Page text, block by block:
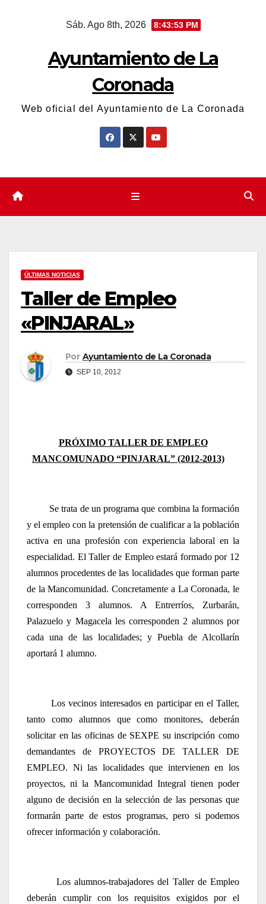
Sáb. Ago 8th, 2026 8:43:54 PM
Ayuntamiento de La
Coronada
Web oficial del Ayuntamiento de La Coronada
ÚLTIMAS NOTICIAS
Taller de Empleo
«PINJARAL»
Por Ayuntamiento de La Coronada
SEP 10, 2012
PRÓXIMO TALLER DE EMPLEO
MANCOMUNADO “PINJARAL” (2012-2013)
Se trata de un programa que combina la formación
y el empleo con la pretensión de cualificar a la población
activa en una profesión con experiencia laboral en la
especialidad. El Taller de Empleo estará formado por 12
alumnos procedentes de las localidades que forman parte
de la Mancomunidad. Concretamente a La Coronada, le
corresponden 3 alumnos. A Entrerríos, Zurbarán,
Palazuelo y Magacela les corresponden 2 alumnos por
cada una de las localidades; y Puebla de Alcollarín
aportará 1 alumno.
Los vecinos interesados en participar en el Taller,
tanto como alumnos que como monitores, deberán
solicitar en las oficinas de SEXPE su inscripción como
demandantes de PROYECTOS DE TALLER DE
EMPLEO. Ni las localidades que intervienen en los
proyectos, ni la Mancomunidad Integral tienen poder
alguno de decisión en la selección de las personas que
formarán parte de estos programas, pero si podemos
ofrecer información y colaboración.
Los alumnos-trabajadores del Taller de Empleo
deberán cumplir con los requisitos exigidos por el